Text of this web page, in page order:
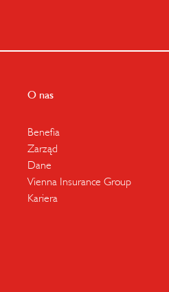
O nas
Benefia
Zarząd
Dane
Vienna Insurance Group
Kariera